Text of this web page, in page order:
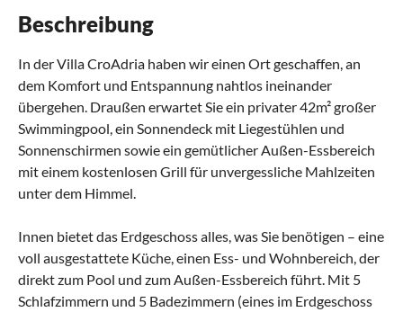
Beschreibung
In der Villa CroAdria haben wir einen Ort geschaffen, an
dem Komfort und Entspannung nahtlos ineinander
übergehen. Draußen erwartet Sie ein privater 42m² großer
Swimmingpool, ein Sonnendeck mit Liegestühlen und
Sonnenschirmen sowie ein gemütlicher Außen-Essbereich
mit einem kostenlosen Grill für unvergessliche Mahlzeiten
unter dem Himmel.
Innen bietet das Erdgeschoss alles, was Sie benötigen – eine
voll ausgestattete Küche, einen Ess- und Wohnbereich, der
direkt zum Pool und zum Außen-Essbereich führt. Mit 5
Schlafzimmern und 5 Badezimmern (eines im Erdgeschoss